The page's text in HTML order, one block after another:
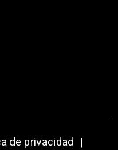
de privacidad |